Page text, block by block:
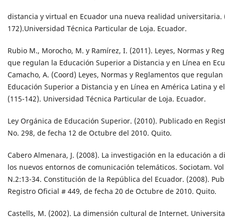
distancia y virtual en Ecuador una nueva realidad universitaria.
172).Universidad Técnica Particular de Loja. Ecuador.
Rubio M., Morocho, M. y Ramírez, I. (2011). Leyes, Normas y
que regulan la Educación Superior a Distancia y en Línea en
Camacho, A. (Coord) Leyes, Normas y Reglamentos que regulan
Educación Superior a Distancia y en Línea en América Latina y
(115-142). Universidad Técnica Particular de Loja. Ecuador.
Ley Orgánica de Educación Superior. (2010). Publicado en
No. 298, de fecha 12 de Octubre del 2010. Quito.
Cabero Almenara, J. (2008). La investigación en la educación a
los nuevos entornos de comunicación telemáticos. Sociotam.
N.2:13-34. Constitución de la República del Ecuador. (2008).
Registro Oficial # 449, de fecha 20 de Octubre de 2010. Quito.
Castells, M. (2002). La dimensión cultural de Internet.